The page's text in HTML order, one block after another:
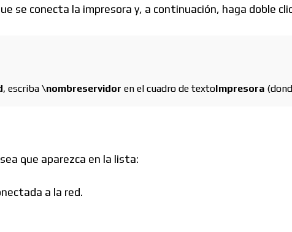
se conecta la impresora y, a continuación, haga doble
, escriba\nombreservidor en el cuadro de textoImpresora
que aparezca en la lista:
a la red.